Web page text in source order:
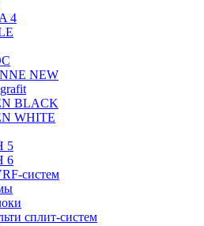
4
NEW
BLACK
WHITE
5
6
систем
сплит-систем